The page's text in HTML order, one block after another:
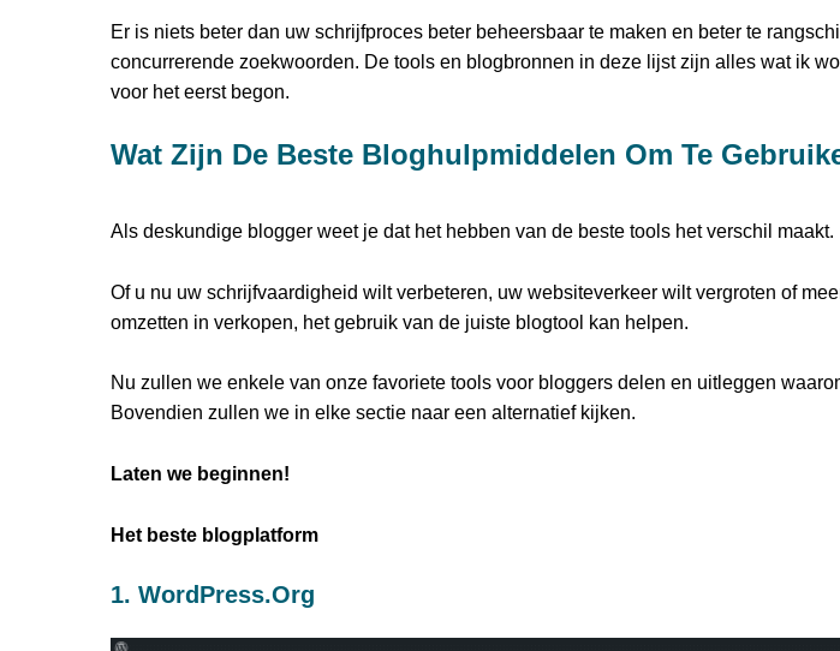
Er is niets beter dan uw schrijfproces beter beheersbaar te maken en beter te
concurrerende zoekwoorden. De tools en blogbronnen in deze lijst zijn alles wat ik
voor het eerst begon.
Wat Zijn De Beste Bloghulpmiddelen Om Te
Als deskundige blogger weet je dat het hebben van de beste tools het verschil maakt.
Of u nu uw schrijfvaardigheid wilt verbeteren, uw websiteverkeer wilt vergroten of
omzetten in verkopen, het gebruik van de juiste blogtool kan helpen.
Nu zullen we enkele van onze favoriete tools voor bloggers delen en uitleggen
Bovendien zullen we in elke sectie naar een alternatief kijken.
Laten we beginnen!
Het beste blogplatform
1. WordPress.org